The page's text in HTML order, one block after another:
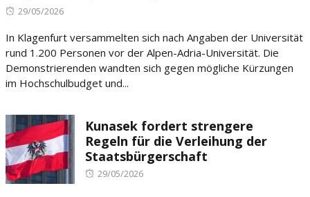
Posted
29/05/2026
In Klagenfurt versammelten sich nach Angaben der Universität
rund 1.200 Personen vor der Alpen-Adria-Universität. Die
Demonstrierenden wandten sich gegen mögliche Kürzungen
im Hochschulbudget und...
Kunasek fordert strengere
Regeln für die Verleihung der
Staatsbürgerschaft
Posted
29/05/2026